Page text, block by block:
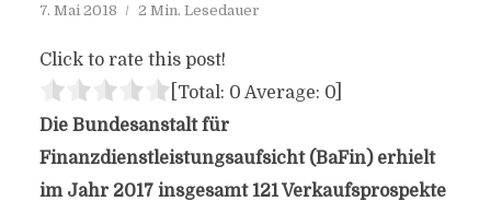
7. Mai 2018 2 Min. Lesedauer
Click to rate this post!
[Total: 0 Average: 0]
Die Bundesanstalt für
Finanzdienstleistungsaufsicht (BaFin) erhielt
im Jahr 2017 insgesamt 121 Verkaufsprospekte